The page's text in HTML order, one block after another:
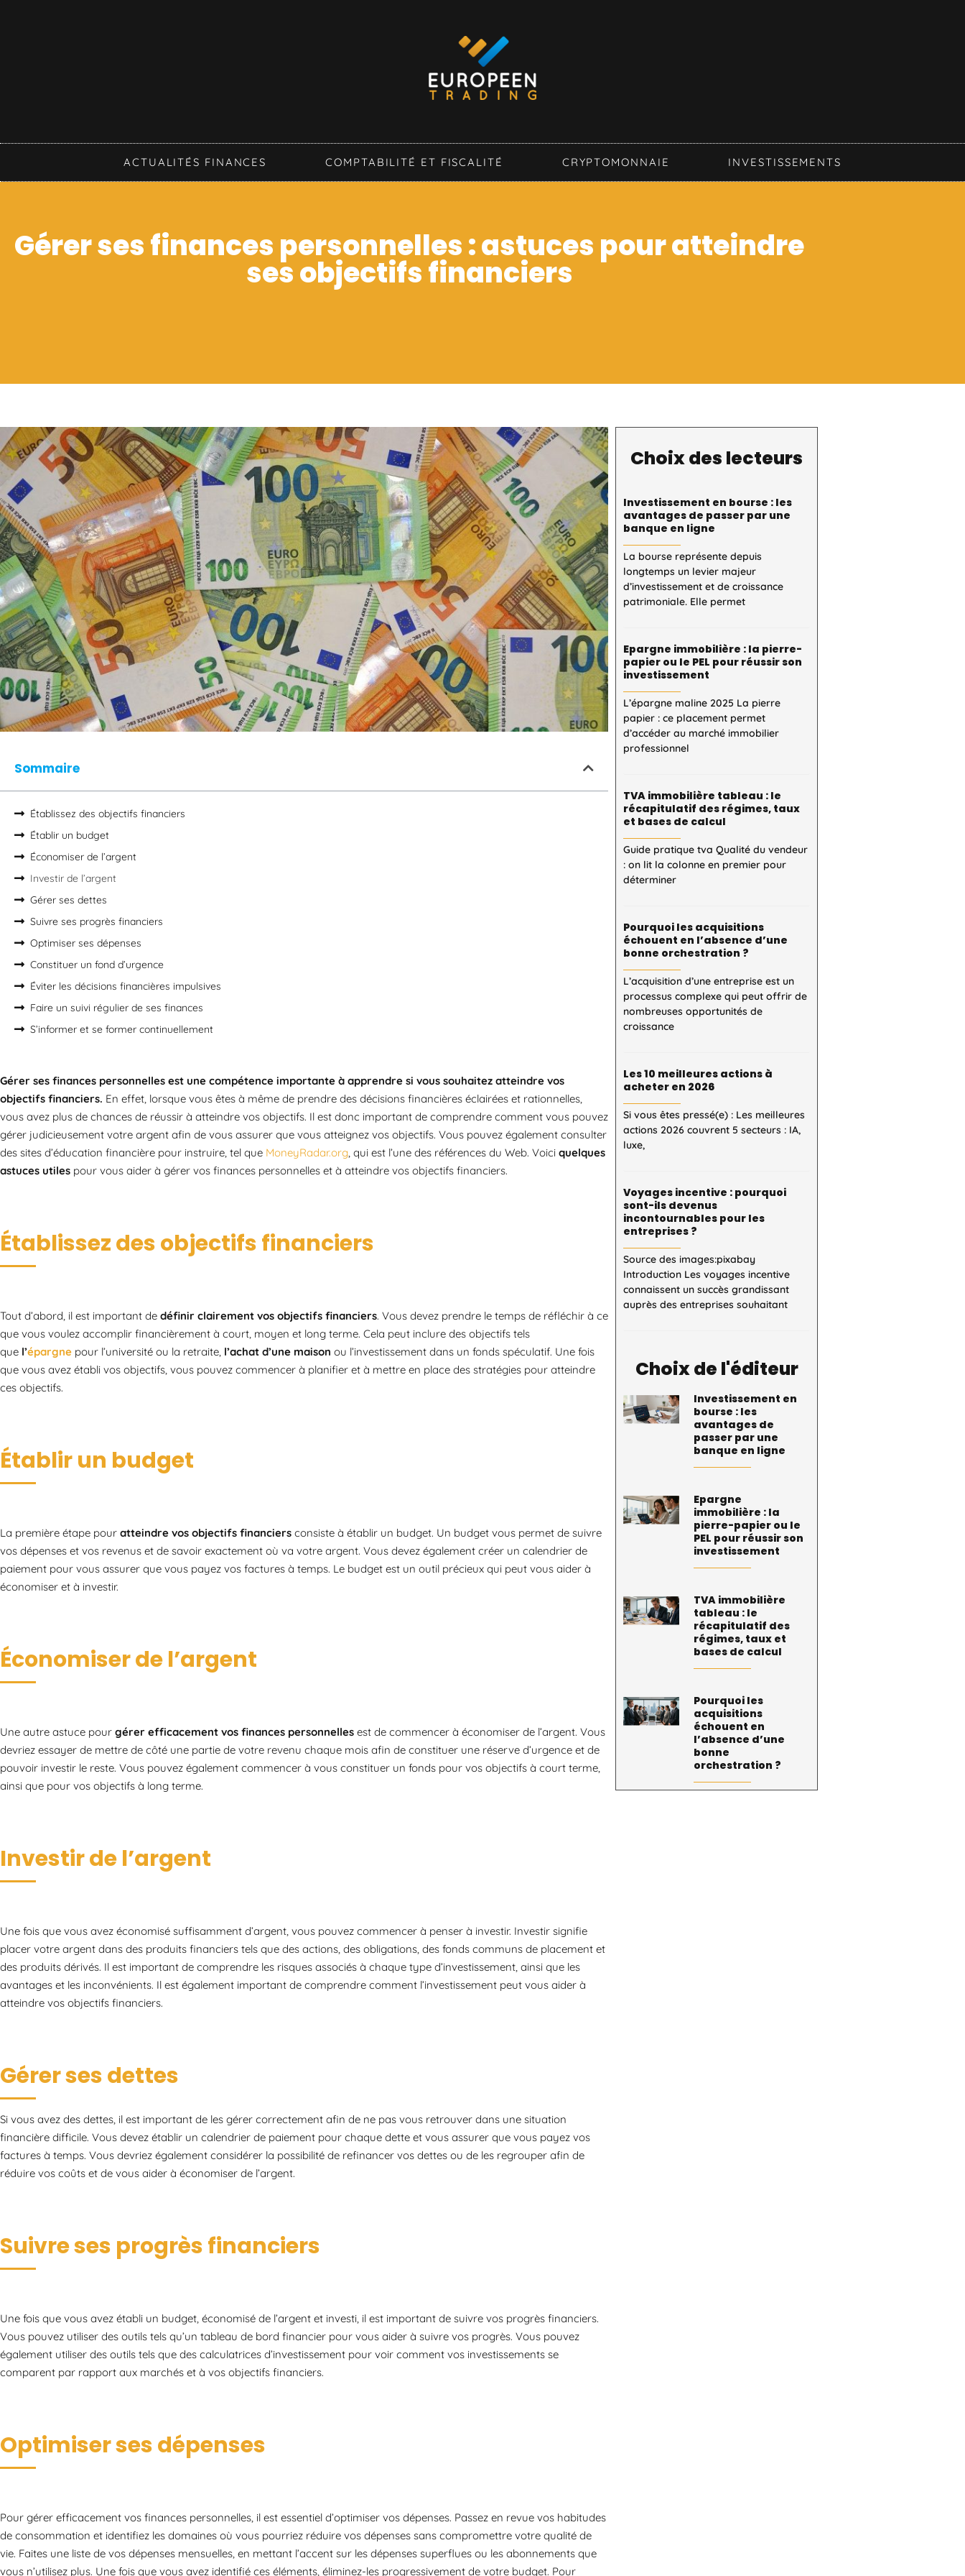
ACTUALITÉS FINANCES COMPTABILITÉ ET FISCALITÉ CRYPTOMONNAIE INVESTISSEMENTS
Gérer ses finances personnelles : astuces pour atteindre
ses objectifs financiers
Sommaire
Établissez des objectifs financiers
Établir un budget
Économiser de l’argent
Investir de l’argent
Gérer ses dettes
Suivre ses progrès financiers
Optimiser ses dépenses
Constituer un fond d’urgence
Éviter les décisions financières impulsives
Faire un suivi régulier de ses finances
S’informer et se former continuellement
Gérer ses finances personnelles est une compétence importante à apprendre si vous souhaitez atteindre vos
objectifs financiers. En effet, lorsque vous êtes à même de prendre des décisions financières éclairées et rationnelles,
vous avez plus de chances de réussir à atteindre vos objectifs. Il est donc important de comprendre comment vous pouvez
gérer judicieusement votre argent afin de vous assurer que vous atteignez vos objectifs. Vous pouvez également consulter
des sites d’éducation financière pour instruire, tel que MoneyRadar.org , qui est l’une des références du Web. Voici quelques
astuces utiles pour vous aider à gérer vos finances personnelles et à atteindre vos objectifs financiers.
Établissez des objectifs financiers
Tout d’abord, il est important de définir clairement vos objectifs financiers. Vous devez prendre le temps de réfléchir à ce
que vous voulez accomplir financièrement à court, moyen et long terme. Cela peut inclure des objectifs tels
que l’épargne pour l’université ou la retraite, l’achat d’une maison ou l’investissement dans un fonds spéculatif. Une fois
que vous avez établi vos objectifs, vous pouvez commencer à planifier et à mettre en place des stratégies pour atteindre
ces objectifs.
Établir un budget
La première étape pour atteindre vos objectifs financiers consiste à établir un budget. Un budget vous permet de suivre
vos dépenses et vos revenus et de savoir exactement où va votre argent. Vous devez également créer un calendrier de
paiement pour vous assurer que vous payez vos factures à temps. Le budget est un outil précieux qui peut vous aider à
économiser et à investir.
Économiser de l’argent
Une autre astuce pour gérer efficacement vos finances personnelles est de commencer à économiser de l’argent. Vous
devriez essayer de mettre de côté une partie de votre revenu chaque mois afin de constituer une réserve d’urgence et de
pouvoir investir le reste. Vous pouvez également commencer à vous constituer un fonds pour vos objectifs à court terme,
ainsi que pour vos objectifs à long terme.
Investir de l’argent
Une fois que vous avez économisé suffisamment d’argent, vous pouvez commencer à penser à investir. Investir signifie
placer votre argent dans des produits financiers tels que des actions, des obligations, des fonds communs de placement et
des produits dérivés. Il est important de comprendre les risques associés à chaque type d’investissement, ainsi que les
avantages et les inconvénients. Il est également important de comprendre comment l’investissement peut vous aider à
atteindre vos objectifs financiers.
Gérer ses dettes
Si vous avez des dettes, il est important de les gérer correctement afin de ne pas vous retrouver dans une situation
financière difficile. Vous devez établir un calendrier de paiement pour chaque dette et vous assurer que vous payez vos
factures à temps. Vous devriez également considérer la possibilité de refinancer vos dettes ou de les regrouper afin de
réduire vos coûts et de vous aider à économiser de l’argent.
Suivre ses progrès financiers
Une fois que vous avez établi un budget, économisé de l’argent et investi, il est important de suivre vos progrès financiers.
Vous pouvez utiliser des outils tels qu’un tableau de bord financier pour vous aider à suivre vos progrès. Vous pouvez
également utiliser des outils tels que des calculatrices d’investissement pour voir comment vos investissements se
comparent par rapport aux marchés et à vos objectifs financiers.
Optimiser ses dépenses
Pour gérer efficacement vos finances personnelles, il est essentiel d’optimiser vos dépenses. Passez en revue vos habitudes
de consommation et identifiez les domaines où vous pourriez réduire vos dépenses sans compromettre votre qualité de
vie. Faites une liste de vos dépenses mensuelles, en mettant l’accent sur les dépenses superflues ou les abonnements que
vous n’utilisez plus. Une fois que vous avez identifié ces éléments, éliminez-les progressivement de votre budget. Pour
Choix des lecteurs
Investissement en bourse : les
avantages de passer par une
banque en ligne
La bourse représente depuis
longtemps un levier majeur
d’investissement et de croissance
patrimoniale. Elle permet
Epargne immobilière : la pierre-
papier ou le PEL pour réussir son
investissement
L’épargne maline 2025 La pierre
papier : ce placement permet
d’accéder au marché immobilier
professionnel
TVA immobilière tableau : le
récapitulatif des régimes, taux
et bases de calcul
Guide pratique tva Qualité du vendeur
: on lit la colonne en premier pour
déterminer
Pourquoi les acquisitions
échouent en l’absence d’une
bonne orchestration ?
L’acquisition d’une entreprise est un
processus complexe qui peut offrir de
nombreuses opportunités de
croissance
Les 10 meilleures actions à
acheter en 2026
Si vous êtes pressé(e) : Les meilleures
actions 2026 couvrent 5 secteurs : IA,
luxe,
Voyages incentive : pourquoi
sont-ils devenus
incontournables pour les
entreprises ?
Source des images:pixabay
Introduction Les voyages incentive
connaissent un succès grandissant
auprès des entreprises souhaitant
Choix de l'éditeur
Investissement en
bourse : les
avantages de
passer par une
banque en ligne
Epargne
immobilière : la
pierre-papier ou le
PEL pour réussir son
investissement
TVA immobilière
tableau : le
récapitulatif des
régimes, taux et
bases de calcul
Pourquoi les
acquisitions
échouent en
l’absence d’une
bonne
orchestration ?